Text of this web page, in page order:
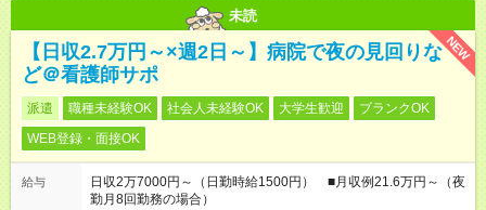
未読
NEW
【日収2.7万円～×週2日～】病院で夜の見回りな
ど＠看護師サポ
派遣 職種未経験OK 社会人未経験OK 大学生歓迎
ブランクOK
WEB登録・面接OK
給与
日収2万7000円～（日勤時給1500円） ■月収例21.6万円～（夜
勤月8回勤務の場合）